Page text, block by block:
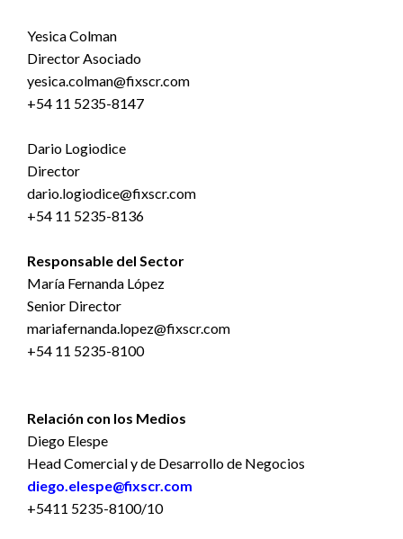
Yesica Colman
Director Asociado
yesica.colman@fixscr.com
+54 11 5235-8147
Dario Logiodice
Director
dario.logiodice@fixscr.com
+54 11 5235-8136
Responsable del Sector
María Fernanda López
Senior Director
mariafernanda.lopez@fixscr.com
+54 11 5235-8100
Relación con los Medios
Diego Elespe
Head Comercial y de Desarrollo de Negocios
diego.elespe@fixscr.com
+5411 5235-8100/10